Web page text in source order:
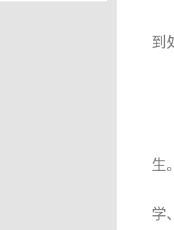
到
生
学